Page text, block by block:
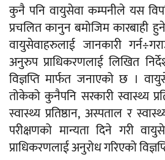
कुनै पनि वायुसेवा कम्पनीले यस
प्रचलित कानुन बमोजिम कारबाही
वायुसेवाहरुलाई जानकारी
अनुरुप प्राधिकरणलाई लिखित
विज्ञप्ति मार्फत जनाएको छ ।
तोकेको कुनैपनि सरकारी स्वास्थ्य
स्वास्थ्य प्रतिष्ठान, अस्पताल र
परीक्षणको मान्यता दिने गरी
प्राधिकरणलाई अनुरोध गरिएको